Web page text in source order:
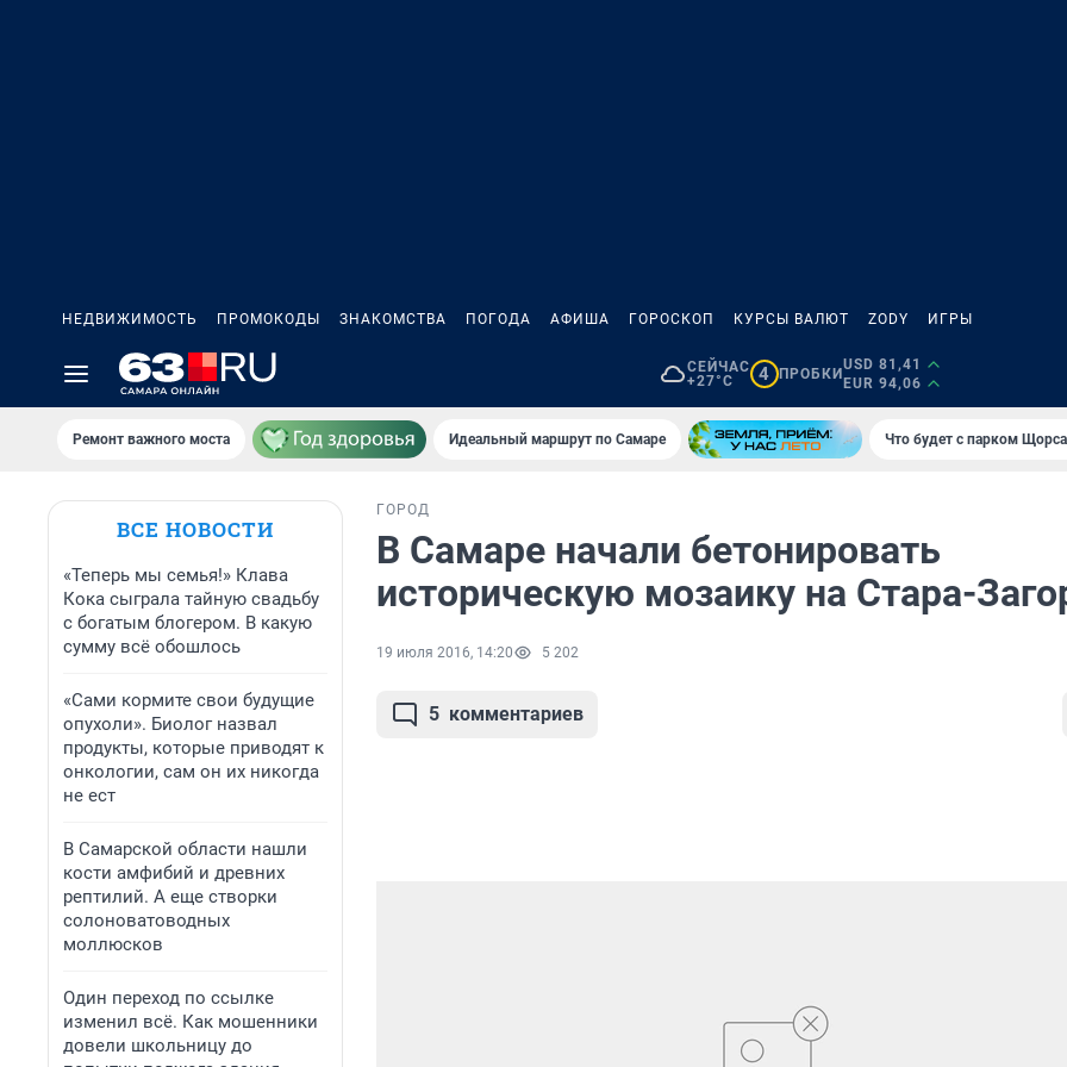
НЕДВИЖИМОСТЬ ПРОМОКОДЫ ЗНАКОМСТВА ПОГОДА АФИША ГОРОСКОП КУРСЫ ВАЛЮТ ZODY ИГРЫ
СЕЙЧАС
+27°C
4 ПРОБКИ
USD 81,41
EUR 94,06
Ремонт важного моста Идеальный маршрут по Самаре Что будет с парком
ВСЕ НОВОСТИ
«Теперь мы семья!» Клава
Кока сыграла тайную свадьбу
с богатым блогером. В какую
сумму всё обошлось
«Сами кормите свои будущие
опухоли». Биолог назвал
продукты, которые приводят к
онкологии, сам он их никогда
не ест
В Самарской области нашли
кости амфибий и древних
рептилий. А еще створки
солоноватоводных
моллюсков
Один переход по ссылке
изменил всё. Как мошенники
довели школьницу до
ГОРОД
В Самаре начали бетонировать
историческую мозаику на Стара-
19 июля 2016, 14:20 5 202
5 комментариев